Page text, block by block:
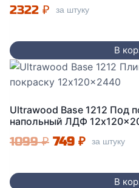
2322 ₽ за штуку
В
Ultrawood Base 1212 Под
напольный ЛДФ
1099₽ Первоначальная
составляла
749 ₽Текущая
749 ₽.
за штуку
В